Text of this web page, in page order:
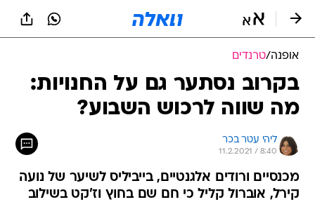
אופנה/טרנדים
בקרוב נסתער גם על החנויות:
מה שווה לרכוש השבוע?
ליהי עטר בכר
11.2.2021 / 8:40
מכנסיים ורודים אלגנטיים, בייביליס לשיער של נועה
קירל, אוברול קליל כי חם שם בחוץ וז'קט בשילוב